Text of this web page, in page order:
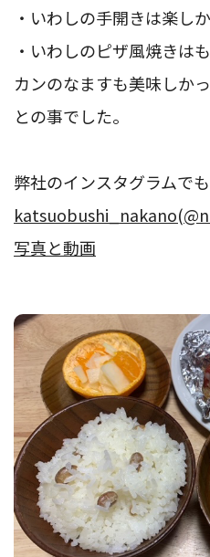
・いわしの手開きは楽しか
・いわしのピザ風焼きは
カンのなますも美味しかっ
との事でした。
弊社のインスタグラムで
写真と動画